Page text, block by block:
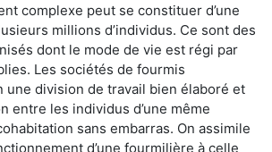
complexe peut se constituer d’une
millions d’individus. Ce sont des
dont le mode de vie est régi par
Les sociétés de fourmis
une division de travail bien élaboré et
entre les individus d’une même
sans embarras. On assimile
d’une fourmilière à celle